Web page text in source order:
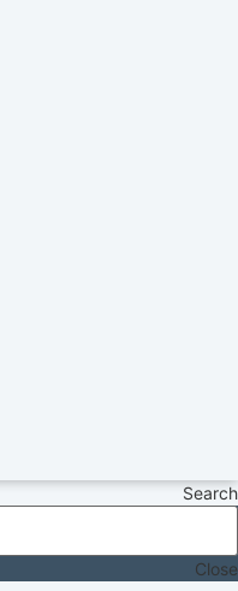
Search
Close